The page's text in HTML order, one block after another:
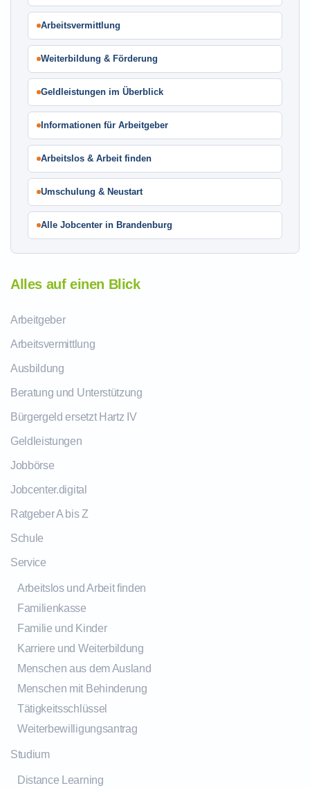
Arbeitsvermittlung
Weiterbildung & Förderung
Geldleistungen im Überblick
Informationen für Arbeitgeber
Arbeitslos & Arbeit finden
Umschulung & Neustart
Alle Jobcenter in Brandenburg
Alles auf einen Blick
Arbeitgeber
Arbeitsvermittlung
Ausbildung
Beratung und Unterstützung
Bürgergeld ersetzt Hartz IV
Geldleistungen
Jobbörse
Jobcenter.digital
Ratgeber A bis Z
Schule
Service
Arbeitslos und Arbeit finden
Familienkasse
Familie und Kinder
Karriere und Weiterbildung
Menschen aus dem Ausland
Menschen mit Behinderung
Tätigkeitsschlüssel
Weiterbewilligungsantrag
Studium
Distance Learning